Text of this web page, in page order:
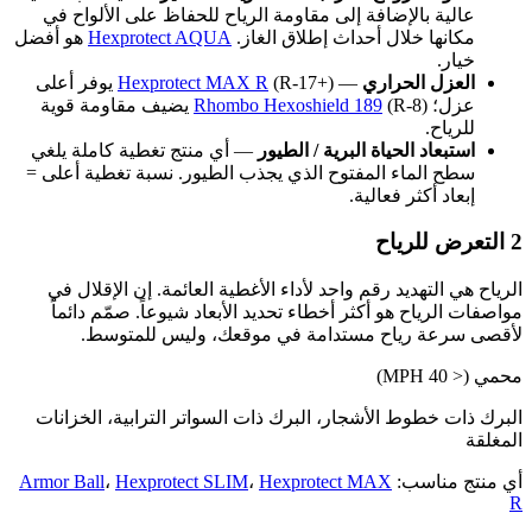
عالية بالإضافة إلى مقاومة الرياح للحفاظ على الألواح في
مكانها خلال أحداث إطلاق الغاز. Hexprotect AQUA هو أفضل
خيار.
العزل الحراري —
Hexprotect MAX R (R-17+) يوفر أعلى
عزل؛
Rhombo Hexoshield 189 (R-8) يضيف مقاومة قوية
للرياح.
استبعاد الحياة البرية / الطيور — أي منتج تغطية كاملة يلغي
سطح الماء المفتوح الذي يجذب الطيور. نسبة تغطية أعلى =
إبعاد أكثر فعالية.
2 التعرض للرياح
الرياح هي التهديد رقم واحد لأداء الأغطية العائمة. إن الإقلال في
مواصفات الرياح هو أكثر أخطاء تحديد الأبعاد شيوعاً. صمّم دائماً
لأقصى سرعة رياح مستدامة في موقعك، وليس للمتوسط.
محمي (< 40 MPH)
البرك ذات خطوط الأشجار، البرك ذات السواتر الترابية، الخزانات
المغلقة
أي منتج مناسب: Armor Ball، Hexprotect SLIM، Hexprotect MAX
R